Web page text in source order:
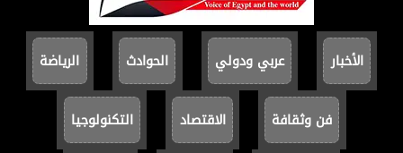
الأخبار عربي ودولي الحوادث الرياضة
فن وثقافة الاقتصاد التكنولوجيا